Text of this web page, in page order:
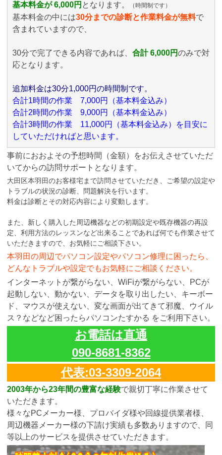
基本料金が 6,000円 となります。 （時間制です）
基本料金の中には30分までの診断と作業料金が無料で
含まれていますので、
30分で完了できる内容であれば、 合計 6,000円のみで対
応となります。
追加料金は30分1,000円の時間制です。
合計1時間の作業 7,000円（基本料金込み）
合計2時間の作業 9,000円（基本料金込み）
合計3時間の作業 11,000円（基本料金込み）を目安に
していただければと思います。
事前におおよその予想時間（金額）をお伝えさせていただ
いてからの訪問サポートとなります。
大田区本羽田のお客様宅まで訪問させていただき、ご希望の設定や
トラブルの状況の診断、問題解決を行います。
料金は診断とその対応内容により変動します。
また、新しく購入した周辺機器などの初期設定や既存機器の再設
定、利用方法のレッスンなど出来ることであれば何でも作業させて
いただきますので、お気軽にご相談下さい。
本羽田の周辺でパソコン設定やパソコン修理に困ったら、
どんなトラブルや設定でもお気軽にご相談ください。
インターネットが繋がらない、WiFiが繋がらない、PCが
起動しない、動かない、データを取り出したい、キーボー
ド、マウスが使えない、変な画面が出てきて邪魔、ウイル
ス？などなど困ったらパソコンたすかる をご利用下さい。
お電話は直通
090-8681-8362
代表:03-3309-2064
2003年から23年間の豊富な経験で親切丁寧に作業させて
いただきます。
様々なPCメーカー様、プロバイダ様や回線提供業者様、
周辺機器メーカー様の下請け実績も多数ありますので、同
等以上のサービスを提供させていただきます。